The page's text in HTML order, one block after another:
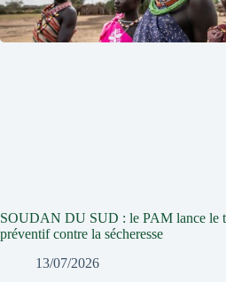
SOUDAN DU SUD : le PAM lance le
préventif contre la sécheresse
13/07/2026